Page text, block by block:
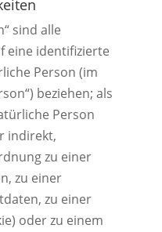
sind alle
eine identifizierte
Person (im
beziehen; als
Person
indirekt,
zu einer
zu einer
zu einer
oder zu einem